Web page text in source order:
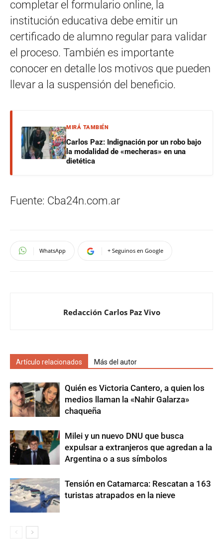
completar el formulario online, la
institución educativa debe emitir un
certificado de alumno regular para validar
el proceso. También es importante
conocer en detalle los motivos que pueden
llevar a la suspensión del beneficio.
MIRÁ TAMBIÉN
Carlos Paz: Indignación por un robo bajo
la modalidad de «mecheras» en una
dietética
Fuente: Cba24n.com.ar
WhatsApp + Seguinos en Google
Redacción Carlos Paz Vivo
Artículo relacionados Más del autor
Quién es Victoria Cantero, a quien los
medios llaman la «Nahir Galarza»
chaqueña
Milei y un nuevo DNU que busca
expulsar a extranjeros que agredan a la
Argentina o a sus símbolos
Tensión en Catamarca: Rescatan a 163
turistas atrapados en la nieve